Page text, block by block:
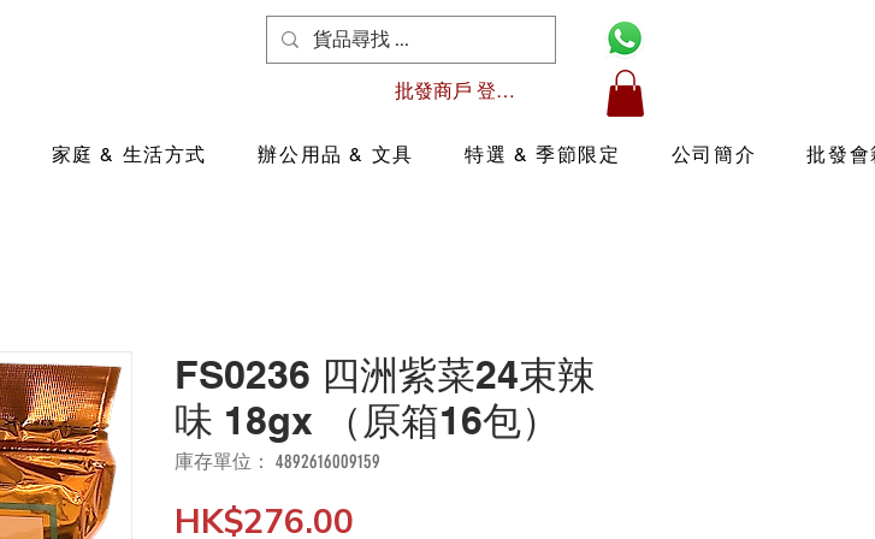
批發商戶 登入/註冊
家庭 & 生活方式 辦公用品 & 文具 特選 & 季節限定 公司簡介 批發會
FS0236 四洲紫菜24束辣
味 18gx （原箱16包）
庫存單位： 4892616009159
HK$276.00